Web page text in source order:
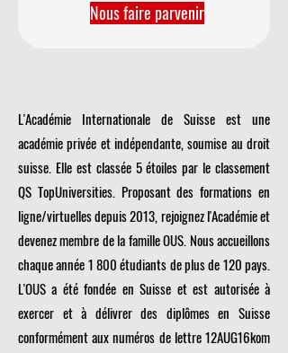
L'Académie Internationale de Suisse est une
académie privée et indépendante, soumise au droit
suisse. Elle est classée 5 étoiles par le classement
QS TopUniversities. Proposant des formations en
ligne/virtuelles depuis 2013, rejoignez l'Académie et
devenez membre de la famille OUS. Nous accueillons
chaque année 1 800 étudiants de plus de 120 pays.
L'OUS a été fondée en Suisse et est autorisée à
exercer et à délivrer des diplômes en Suisse
conformément aux numéros de lettre 12AUG16kom
Nous faire parvenir